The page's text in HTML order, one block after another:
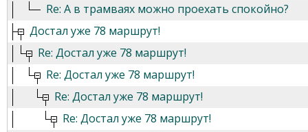
Re: А в трамваях можно проехать спокойно?
Достал уже 78 маршрут!
Re: Достал уже 78 маршрут!
Re: Достал уже 78 маршрут!
Re: Достал уже 78 маршрут!
Re: Достал уже 78 маршрут!